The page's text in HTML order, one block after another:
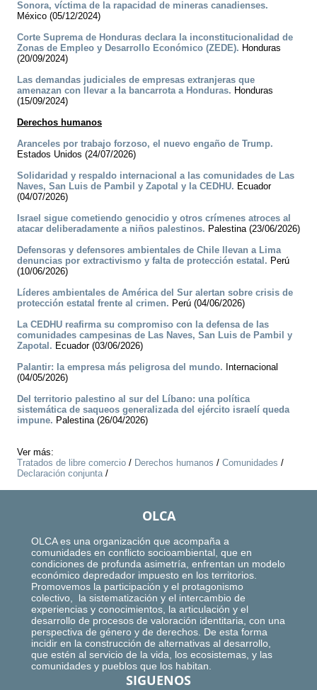
Sonora, víctima de la rapacidad de mineras canadienses.
México (05/12/2024)
Corte Suprema de Honduras declara la inconstitucionalidad de
Zonas de Empleo y Desarrollo Económico (ZEDE). Honduras
(20/09/2024)
Las demandas judiciales de empresas extranjeras que
amenazan con llevar a la bancarrota a Honduras. Honduras
(15/09/2024)
Derechos humanos
Aranceles por trabajo forzoso, el nuevo engaño de Trump.
Estados Unidos (24/07/2026)
Solidaridad y respaldo internacional a las comunidades de Las
Naves, San Luis de Pambil y Zapotal y la CEDHU. Ecuador
(04/07/2026)
Israel sigue cometiendo genocidio y otros crímenes atroces al
atacar deliberadamente a niños palestinos. Palestina (23/06/2026)
Defensoras y defensores ambientales de Chile llevan a Lima
denuncias por extractivismo y falta de protección estatal. Perú
(10/06/2026)
Líderes ambientales de América del Sur alertan sobre crisis de
protección estatal frente al crimen. Perú (04/06/2026)
La CEDHU reafirma su compromiso con la defensa de las
comunidades campesinas de Las Naves, San Luis de Pambil y
Zapotal. Ecuador (03/06/2026)
Palantir: la empresa más peligrosa del mundo. Internacional
(04/05/2026)
Del territorio palestino al sur del Líbano: una política
sistemática de saqueos generalizada del ejército israelí queda
impune. Palestina (26/04/2026)
Ver más:
Tratados de libre comercio / Derechos humanos / Comunidades /
Declaración conjunta/
OLCA
OLCA es una organización que acompaña a
comunidades en conflicto socioambiental, que en
condiciones de profunda asimetría, enfrentan un modelo
económico depredador impuesto en los territorios.
Promovemos la participación y el protagonismo
colectivo, la sistematización y el intercambio de
experiencias y conocimientos, la articulación y el
desarrollo de procesos de valoración identitaria, con una
perspectiva de género y de derechos. De esta forma
incidir en la construcción de alternativas al desarrollo,
que estén al servicio de la vida, los ecosistemas, y las
comunidades y pueblos que los habitan.
SIGUENOS